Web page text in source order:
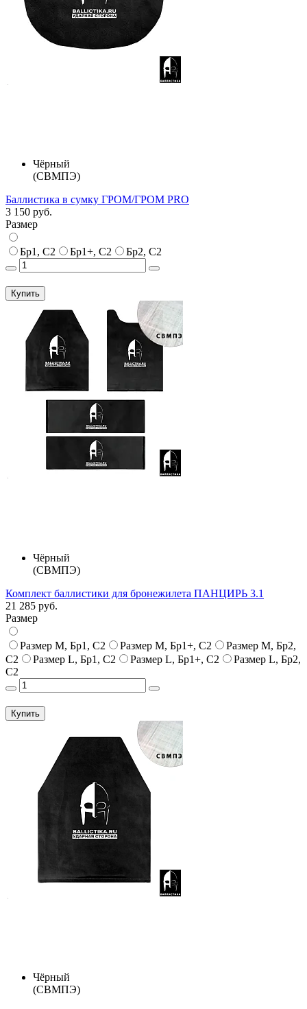
Чёрный
(СВМПЭ)
Баллистика в сумку ГРОМ/ГРОМ PRO
3 150 руб.
Размер
Бр1, С2 Бр1+, С2 Бр2, С2
Купить
Чёрный
(СВМПЭ)
Комплект баллистики для бронежилета ПАНЦИРЬ 3.1
21 285 руб.
Размер
Размер M, Бр1, С2 Размер M, Бр1+, С2
Размер M, Бр2,
С2
Размер L, Бр1, С2 Размер L, Бр1+, С2
Размер L, Бр2,
С2
Купить
Чёрный
(СВМПЭ)